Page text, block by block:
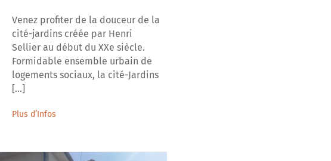
Venez profiter de la douceur de la
cité-jardins créée par Henri
Sellier au début du XXe siècle.
Formidable ensemble urbain de
logements sociaux, la cité-Jardins
[...]
Plus d’Infos